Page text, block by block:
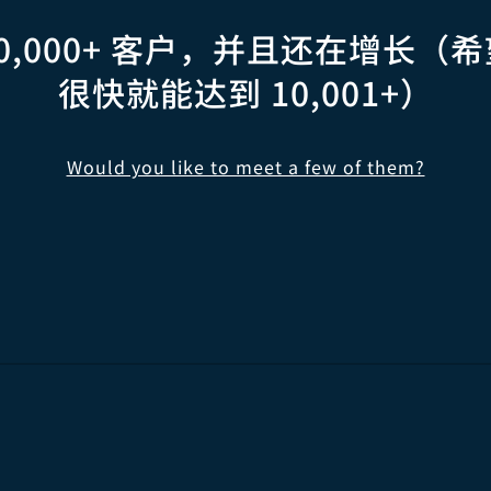
卖家门户
Flexport Control
Tower
空运
卡车运输
订单管理
掌控您的碳排放
资源
客户
客户，并且还在增长（
很快就能达到 10,001+）
Would you like to meet a few of them?